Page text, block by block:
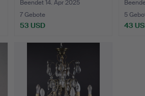
Prismen, 6…
Beendet 14. Apr 2025
7 Gebote
53 USD
5
43